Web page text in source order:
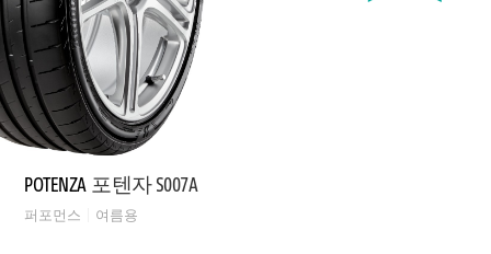
POTENZA 포텐자 S007A
퍼포먼스 여름용